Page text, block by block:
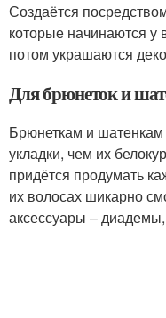
Создаётся
которые начинаются у
потом украшаются
Для брюнеток и
Брюнеткам и
укладки, чем их
придётся продумать
их волосах шикарно
аксессуары –